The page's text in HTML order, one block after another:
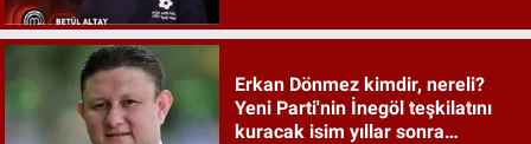
Erkan Dönmez kimdir, nereli?
Yeni Parti'nin İnegöl teşkilatını
kuracak isim yıllar sonra